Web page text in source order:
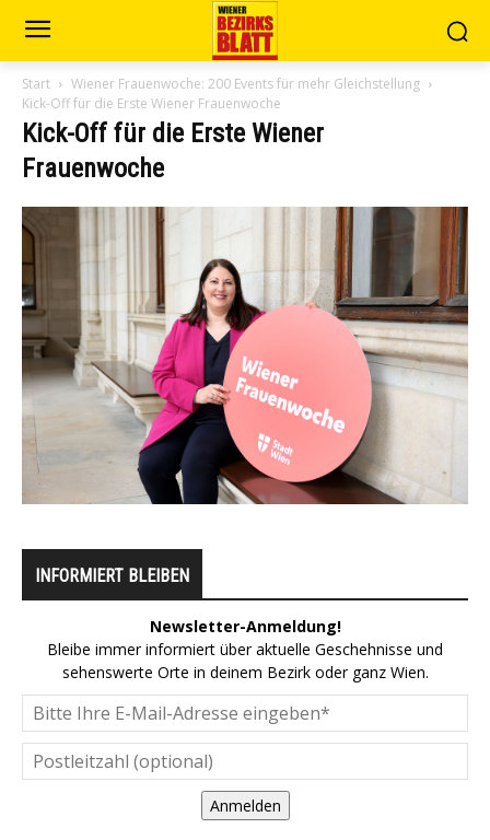
Start
Wiener Frauenwoche: 200 Events für mehr Gleichstellung
Kick-Off für die Erste Wiener Frauenwoche
Kick-Off für die Erste Wiener
Frauenwoche
INFORMIERT BLEIBEN
Newsletter-Anmeldung!
Bleibe immer informiert über aktuelle Geschehnisse und
sehenswerte Orte in deinem Bezirk oder ganz Wien.
Anmelden